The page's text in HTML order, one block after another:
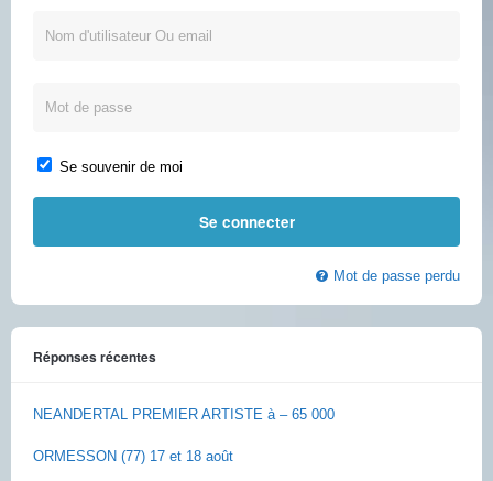
Se souvenir de moi
Mot de passe perdu
Réponses récentes
NEANDERTAL PREMIER ARTISTE à – 65 000
ORMESSON (77) 17 et 18 août